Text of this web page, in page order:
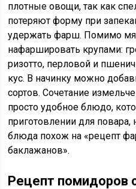
плотные овощи, так как
потеряют форму при
удержать фарш. Помимо
нафаршировать крупами:
ризотто, перловой и
кус. В начинку можно
сортов. Сочетание
просто удобное блюдо,
приготовлении для
блюда похож на «рецепт
баклажанов».
Рецепт помидоров